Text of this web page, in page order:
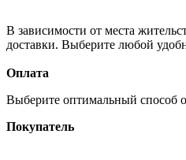
В зависимости от места
доставки. Выберите любой
Оплата
Выберите оптимальный способ
Покупатель